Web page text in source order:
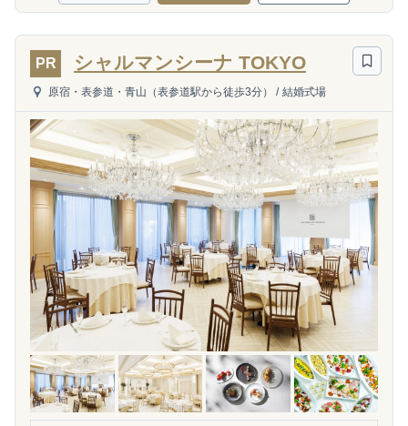
PR シャルマンシーナ TOKYO
原宿・表参道・青山（表参道駅から徒歩3分） / 結婚式場